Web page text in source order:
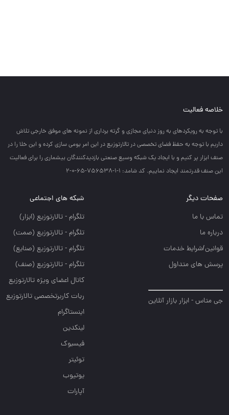
خلاصه فعالیت
با توجه به رويكردهاي به روز دنياي مجازي و گرته برداري از نمونه هاي موفق خارجي تلاش
داريم با توجه به حفظ فضاي تخصصي در تالارتوزيع در اين امر بومي سازي كرده و اين خلا را در
صنف ابزار پر كنيم و با ايجاد يك شبكه وسيع صنعتي بازديدكنندگان بيشماري را براي فعاليت
اين صنف قدرتمند ايجاد نماييم. کد شامد: 1-1-756538-65-0-2
صفحات دیگر
تماس با ما
درباره ما
قوانین/شرایط خدمات
پرسش های متداول
جی متاس - ابزار بازار آنلاین
شبکه های اجتماعی
تلگرام - تالارتوزيع (ابزار)
تلگرام - تالارتوزيع (صمت)
تلگرام - تالارتوزيع (صنايع)
تلگرام - تالارتوزیع (صنف)
کانال اعضای ویژه تالارتوزیع
ربات کاربرتخصصی تالارتوزیع
اینستاگرام
لینکدین
فیسبوک
توئیتر
یوتیوب
آپارات